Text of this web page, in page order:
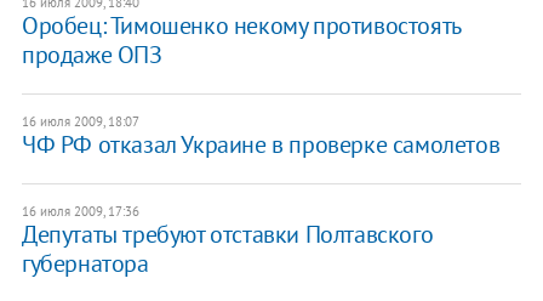
Оробец: Тимошенко некому противостоять
продаже ОПЗ
16 июля 2009, 18:07
ЧФ РФ отказал Украине в проверке самолетов
16 июля 2009, 17:36
Депутаты требуют отставки Полтавского
губернатора